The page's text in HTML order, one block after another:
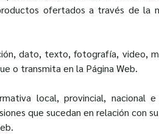
ofertados a través de la
dato, texto, fotografía, video,
o transmita en la Página Web.
local, provincial, nacional e
que sucedan en relación con